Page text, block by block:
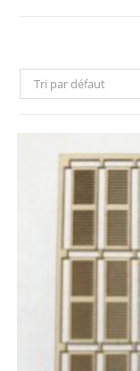
Tri par défaut